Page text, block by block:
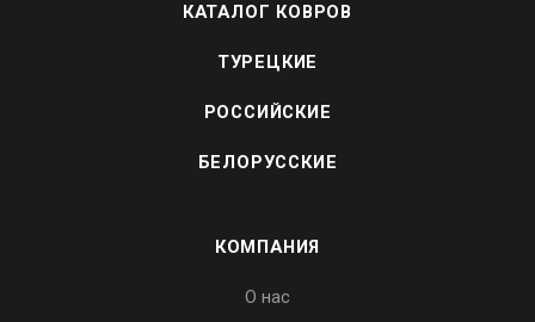
КАТАЛОГ КОВРОВ
ТУРЕЦКИЕ
РОССИЙСКИЕ
БЕЛОРУССКИЕ
КОМПАНИЯ
О нас